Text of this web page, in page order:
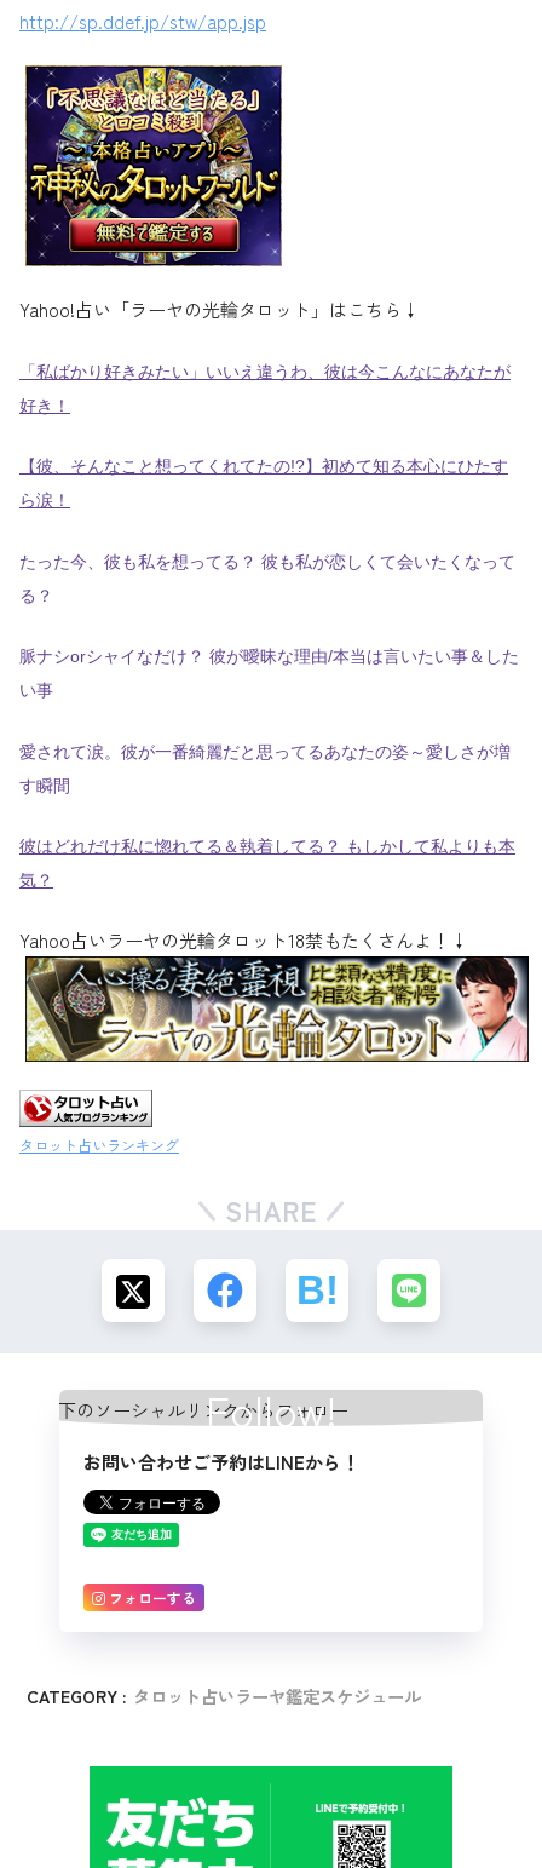
http://sp.ddef.jp/stw/app.jsp
Yahoo!占い「ラーヤの光輪タロット」はこちら↓
「私ばかり好きみたい」いいえ違うわ、彼は今こんなにあなたが
好き！
【彼、そんなこと想ってくれてたの!?】初めて知る本心にひたす
ら涙！
たった今、彼も私を想ってる？ 彼も私が恋しくて会いたくなって
る？
脈ナシorシャイなだけ？ 彼が曖昧な理由/本当は言いたい事＆した
い事
愛されて涙。彼が一番綺麗だと思ってるあなたの姿～愛しさが増
す瞬間
彼はどれだけ私に惚れてる＆執着してる？ もしかして私よりも本
気？
Yahoo占いラーヤの光輪タロット18禁もたくさんよ！↓
タロット占いランキング
SHARE
Follow!
お問い合わせご予約はLINEから！
フォローする
CATEGORY : タロット占いラーヤ鑑定スケジュール